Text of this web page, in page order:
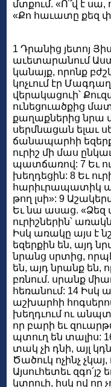
մտքում. «Ո՞վ է սա,
«Քո հաւատը քեզ
1 Դրանից յետոյ
աւետարանում
կանայք, որոնք
կոչւում էր
վերակացուի՝
ունեցուածքից
քաղաքներից նրա
սերմնացան ելաւ
ճանապարհի
ուրիշ մի մաս
պատճառով: 7 Եւ
խեղդեցին: 8 Եւ
հարիւրապատիկ
թող լսի»: 9
Եւ նա ասաց. «Ձեզ
ուրիշներին՝
Իսկ առակը այս է
եզերքին են, այդ
նրանց սրտից,
են, այդ նրանք են,
բռնում. սրանք
հեռանում: 14 Իսկ
աշխարհի
խեղդւում ու
որ բարի եւ
պտուղ են տալիս:
տակ չի դնի, այլ
Ծածուկ ոչինչ
Այսուհետեւ զգո՛յշ
կտրուի, իսկ ով որ